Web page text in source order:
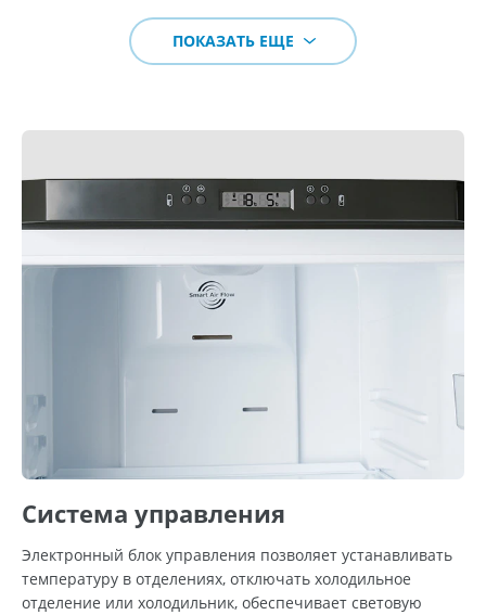
ПОКАЗАТЬ ЕЩЕ
Система управления
Электронный блок управления позволяет устанавливать
температуру в отделениях, отключать холодильное
отделение или холодильник, обеспечивает световую